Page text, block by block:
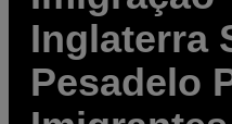
Inglaterra
Pesadelo